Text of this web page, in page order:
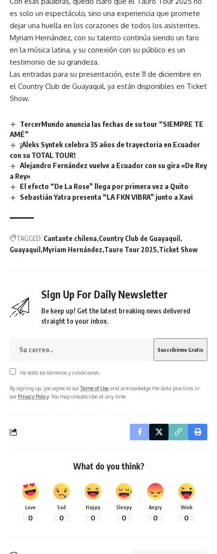
es solo un espectáculo, sino una experiencia que promete
dejar una huella en los corazones de todos los asistentes.
Myriam Hernández, con su talento continúa siendo un faro
en la música latina, y su conexión con su público es un
testimonio de su grandeza.
Las entradas para su presentación, este 11 de diciembre en
el Country Club de Guayaquil, ya están disponibles en Ticket
Show.
TercerMundo anuncia las fechas de su tour “SIEMPRE TE
AMÉ”
¡Aleks Syntek celebra 35 años de trayectoria en Ecuador
con su TOTAL TOUR!
Alejandro Fernández vuelve a Ecuador con su gira «De Rey
a Rey»
El efecto “De La Rose” llega por primera vez a Quito
Sebastián Yatra presenta “LA FKN VIBRA” junto a Xavi
TAGGED: Cantante chilena Country Club de Guayaquil
Guayaquil Myriam Hernández Tauro Tour 2025 Ticket Show
Sign Up For Daily Newsletter
Be keep up! Get the latest breaking news delivered
straight to your inbox.
He leído los términos y condiciones.
By signing up, you agree to ourTerms of Use and acknowledge the data practices in
our Privacy Policy. You may unsubscribe at any time.
What do you think?
Love
0
Sad
0
Happy
0
Sleepy
0
Angry
0
Wink
0